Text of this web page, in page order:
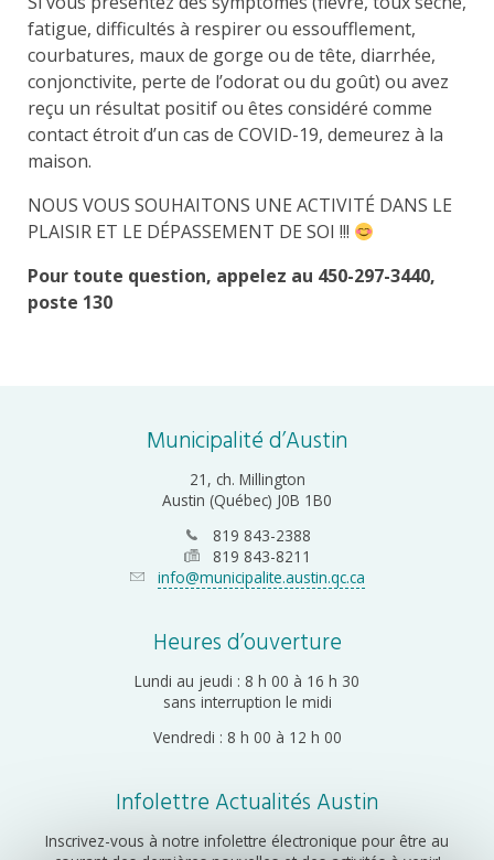
fatigue, difficultés à respirer ou essoufflement,
courbatures, maux de gorge ou de tête, diarrhée,
conjonctivite, perte de l’odorat ou du goût) ou avez
reçu un résultat positif ou êtes considéré comme
contact étroit d’un cas de COVID-19, demeurez à la
maison.
NOUS VOUS SOUHAITONS UNE ACTIVITÉ DANS LE
PLAISIR ET LE DÉPASSEMENT DE SOI !!!
Pour toute question, appelez au 450-297-3440,
poste 130
Municipalité d’Austin
21, ch. Millington
Austin (Québec) J0B 1B0
819 843-2388
819 843-8211
info@municipalite.austin.qc.ca
Heures d’ouverture
Lundi au jeudi : 8 h 00 à 16 h 30
sans interruption le midi
Vendredi : 8 h 00 à 12 h 00
Infolettre Actualités Austin
Inscrivez-vous à notre infolettre électronique pour être au